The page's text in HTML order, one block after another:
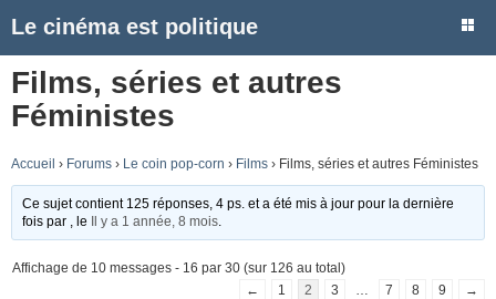
Le cinéma est politique
Films, séries et autres
Féministes
Accueil › Forums › Le coin pop-corn › Films › Films, séries et autres Féministes
Ce sujet contient 125 réponses, 4 ps. et a été mis à jour pour la dernière
fois par
, le Il y a 1 année, 8 mois
Affichage de 10 messages - 16 par 30 (sur 126 au total)
←
1 2 3 7 8 9 →